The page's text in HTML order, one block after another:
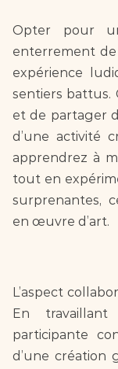
Opter pour
enterrement de
expérience
sentiers battus.
et de partager
d’une activité
apprendrez à
tout en
surprenantes,
en œuvre d’art.
L’aspect
En
participante
d’une création